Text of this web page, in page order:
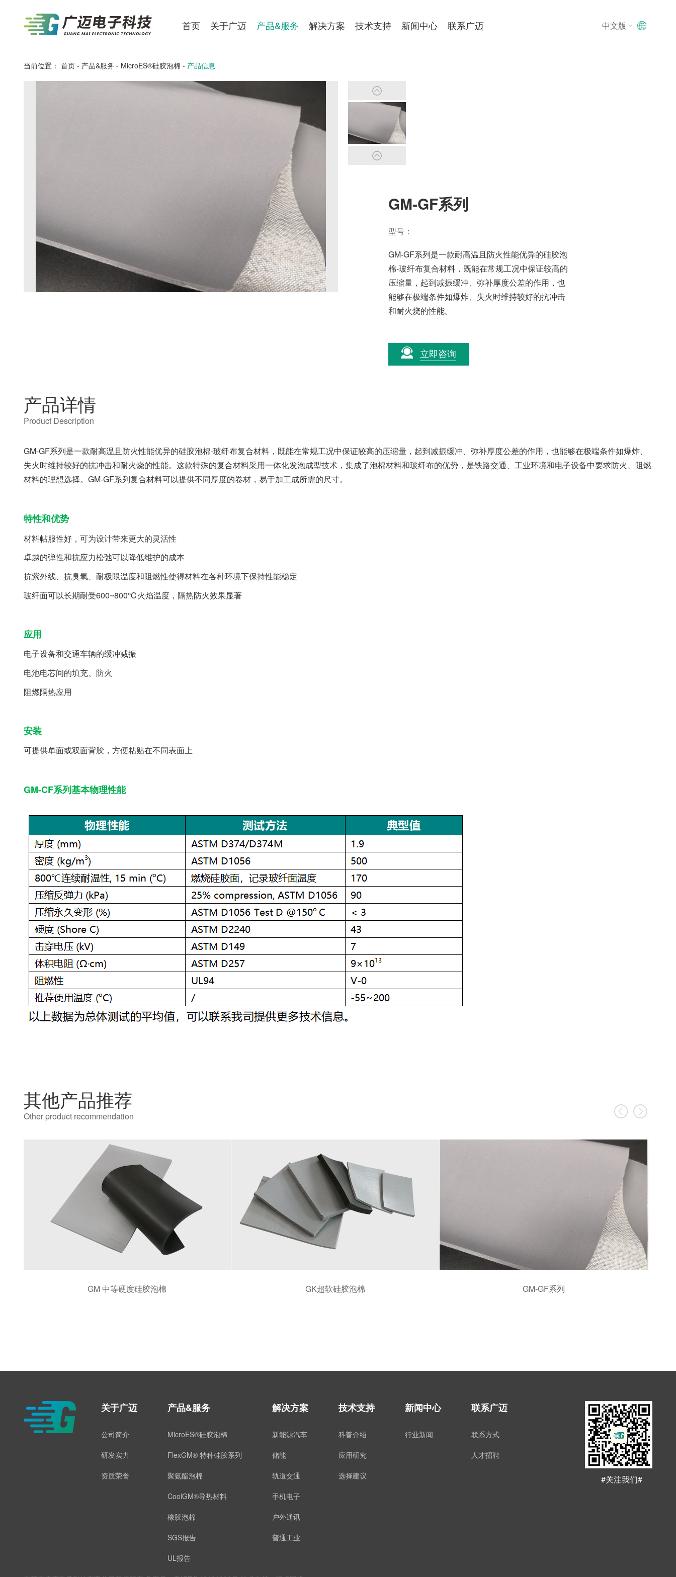
首页 关于广迈 产品&服务 解决方案 技术支持 新闻中心 联系广迈 中文版
中文版
当前位置： 首页 - 产品&服务 - MicroES®硅胶泡棉 - 产品信息
GM-GF系列
型号：
GM-GF系列是一款耐高温且防火性能优异的硅胶泡
棉-玻纤布复合材料，既能在常规工况中保证较高的
压缩量，起到减振缓冲、弥补厚度公差的作用，也
能够在极端条件如爆炸、失火时维持较好的抗冲击
和耐火烧的性能。
立即咨询
产品详情
Product Description
GM-GF系列是一款耐高温且防火性能优异的硅胶泡棉-玻纤布复合材料，既能在常规工况中保证较高的压缩量，起到减振缓冲、弥补厚度公差的作用，也能够在极端条件如爆炸、
失火时维持较好的抗冲击和耐火烧的性能。这款特殊的复合材料采用一体化发泡成型技术，集成了泡棉材料和玻纤布的优势，是铁路交通、工业环境和电子设备中要求防火、阻燃
材料的理想选择。GM-GF系列复合材料可以提供不同厚度的卷材，易于加工成所需的尺寸。
特性和优势
材料帖服性好，可为设计带来更大的灵活性
卓越的弹性和抗应力松弛可以降低维护的成本
抗紫外线、抗臭氧、耐极限温度和阻燃性使得材料在各种环境下保持性能稳定
玻纤面可以长期耐受600~800℃火焰温度，隔热防火效果显著
应用
电子设备和交通车辆的缓冲减振
电池电芯间的填充、防火
阻燃隔热应用
安装
可提供单面或双面背胶，方便粘贴在不同表面上
GM-CF系列基本物理性能
其他产品推荐
Other product recommendation
GM 中等硬度硅胶泡棉 GK超软硅胶泡棉 GM-GF系列
关于广迈
公司简介
研发实力
资质荣誉
产品&服务
MicroES®硅胶泡棉
FlexGM® 特种硅胶系列
聚氨酯泡棉
CoolGM®导热材料
橡胶泡棉
SGS报告
UL报告
解决方案
新能源汽车
储能
轨道交通
手机电子
户外通讯
普通工业
技术支持
科普介绍
应用研究
选择建议
新闻中心
行业新闻
联系广迈
联系方式
人才招聘
#关注我们#